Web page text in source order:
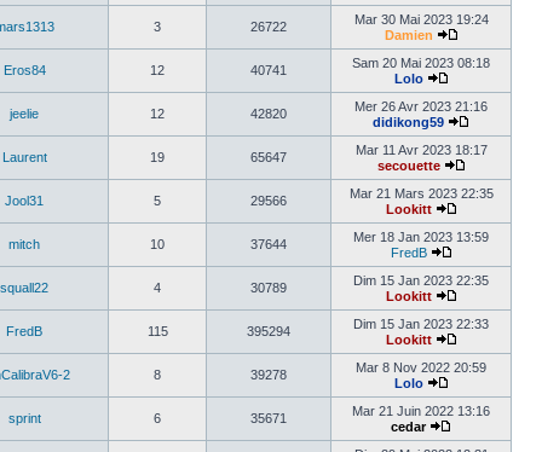
3 26722
Mar 30 Mai 2023 19:24
Damien
Eros84 12 40741
Sam 20 Mai 2023 08:18
Lolo
jeelie 12 42820
Mer 26 Avr 2023 21:16
didikong59
Laurent 19 65647
Mar 11 Avr 2023 18:17
secouette
Jool31 5 29566
Mar 21 Mars 2023 22:35
Lookitt
mitch 10 37644
Mer 18 Jan 2023 13:59
FredB
squall22 4 30789
Dim 15 Jan 2023 22:35
Lookitt
FredB 115 395294
Dim 15 Jan 2023 22:33
Lookitt
2 8 39278
Mar 8 Nov 2022 20:59
Lolo
sprint 6 35671
Mar 21 Juin 2022 13:16
cedar